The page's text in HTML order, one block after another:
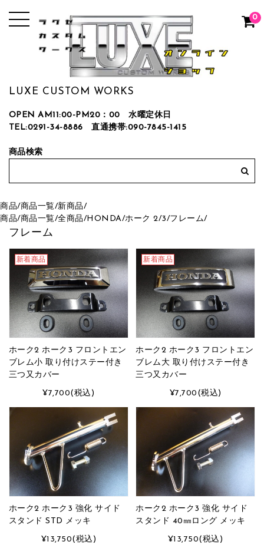
LUXE CUSTOM WORKS
OPEN AM11:00-PM20：00 水曜定休日
TEL:0291-34-8886
直通携帯:090-7845-1415
商品検索
0
商品/商品一覧/新商品/
商品/商品一覧/全商品/HONDA/ホーク 2/3/フレーム/
フレーム
新着商品
ホーク2 ホーク3 フロントエン
ブレム小 取り付けステー付き
三つ又カバー
¥7,700(税込)
新着商品
ホーク2 ホーク3 フロントエン
ブレム大 取り付けステー付き
三つ又カバー
¥7,700 (税込)
ホーク2 ホーク3 強化 サイド
スタンド STD メッキ
¥13,750(税込)
ホーク2 ホーク3 強化 サイド
スタンド 40㎜ロング メッキ
¥13,750(税込)